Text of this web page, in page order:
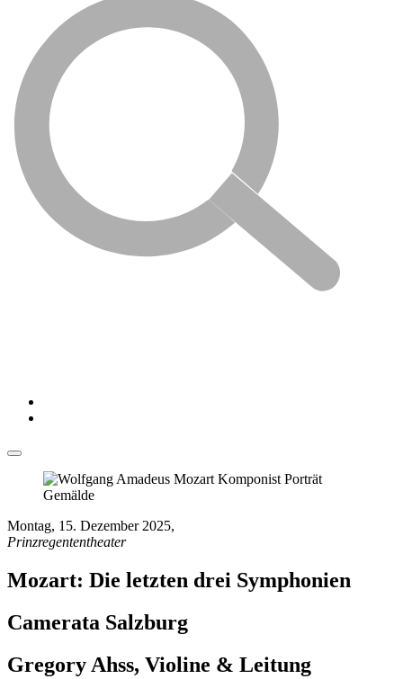
Montag, 15. Dezember 2025,
Prinzregententheater
Mozart: Die letzten drei Symphonien
Camerata Salzburg
Gregory Ahss, Violine & Leitung